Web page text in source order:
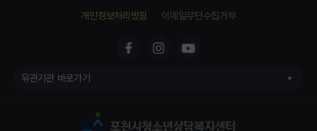
개인정보처리방침 이메일무단수집거부
유관기관 바로가기